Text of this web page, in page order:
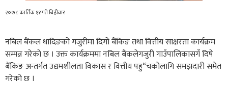
२०७८ कार्तिक ११ गते बिहीवार
नबिल बैंकल धादिङको गजुरीमा दिगो बैंकिङ तथा वित्तीय साक्षरता कार्यक्रम
सम्पन्न गरेको छ । उक्त कार्यक्रममा नबिल बैंकलेगजुरी गाउँपालिकासगँ दिषे
बैंकिङ अन्तर्गत उद्यमशीलता विकास र वित्तीय पहु“चकोलागि समझदारी समेत
गरेको छ ।